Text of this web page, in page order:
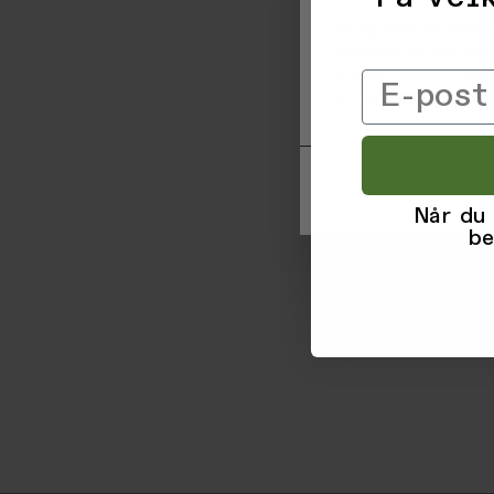
Vi og våre
trykke 'Godta',
til ved å klikke på
Email
Når